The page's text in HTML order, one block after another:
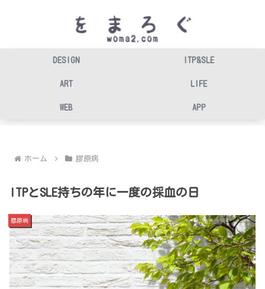
DESIGN ITP&SLE
ART LIFE
WEB APP
ホーム 膠原病
ITPとSLE持ちの年に一度の採血の日
膠原病